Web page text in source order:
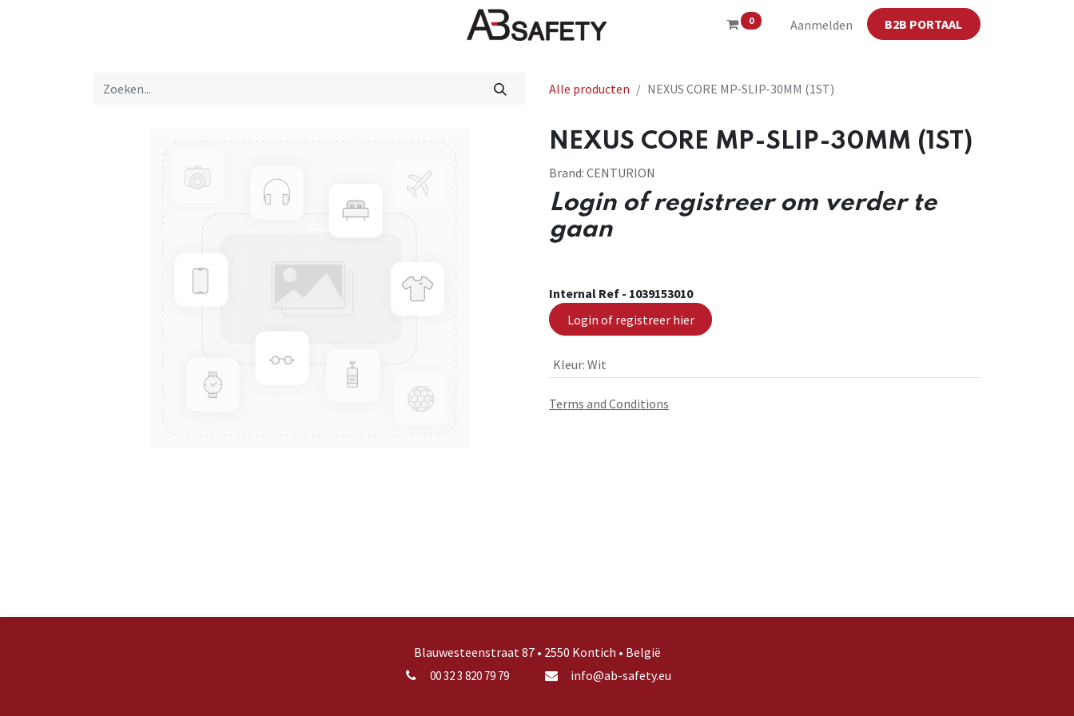
0 Aanmelden B2B PORTAAL
Winkel CE
Alle producten NEXUS CORE MP-SLIP-30MM (1ST)
NEXUS CORE MP-SLIP-30MM (1ST)
Brand: CENTURION
Login of registreer om verder te
gaan
Internal Ref - 1039153010
Login of registreer hier
Kleur: Wit
Terms and Conditions
Blauwesteenstraat 87 • 2550 Kontich • België
00 32 3 820 79 79 info@ab-safety.eu